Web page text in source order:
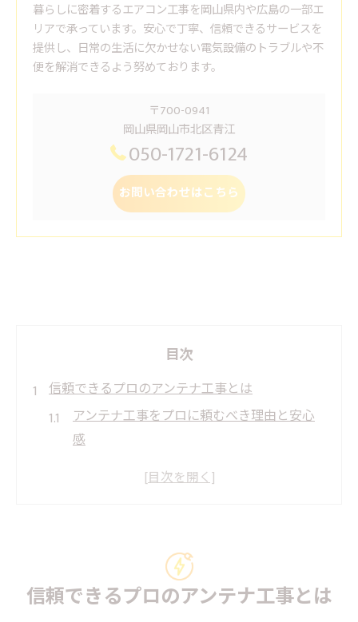
暮らしに密着するエアコン工事を岡山県内や広島の一部エ
リアで承っています。安心で丁寧、信頼できるサービスを
提供し、日常の生活に欠かせない電気設備のトラブルや不
便を解消できるよう努めております。
〒700-0941
岡山県岡山市北区青江
050-1721-6124
お問い合わせはこちら
目次
信頼できるプロのアンテナ工事とは
アンテナ工事をプロに頼むべき理由と安心
感
アンテナ工事のプロ選びで失敗しない基準
テレビアンテナ工事に強いプロの見分け方
信頼できるプロのアンテナ工事とは